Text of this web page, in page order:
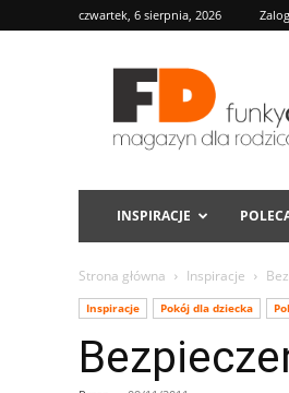
czwartek, 6 sierpnia, 2026
FD
INSPIRACJE
Strona główna Inspiracje
Inspiracje Pokój dla dziecka